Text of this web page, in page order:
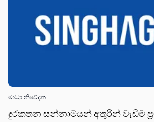
මාධ්‍ය නිවේද​න
දුරකතන සන්නාමයන් අතුරින් වැඩිම